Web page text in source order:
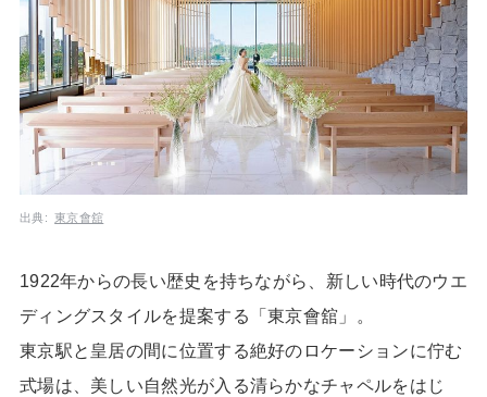
出典: 東京會舘
1922年からの長い歴史を持ちながら、新しい時代のウエ
ディングスタイルを提案する「東京會舘」。
東京駅と皇居の間に位置する絶好のロケーションに佇む
式場は、美しい自然光が入る清らかなチャペルをはじ